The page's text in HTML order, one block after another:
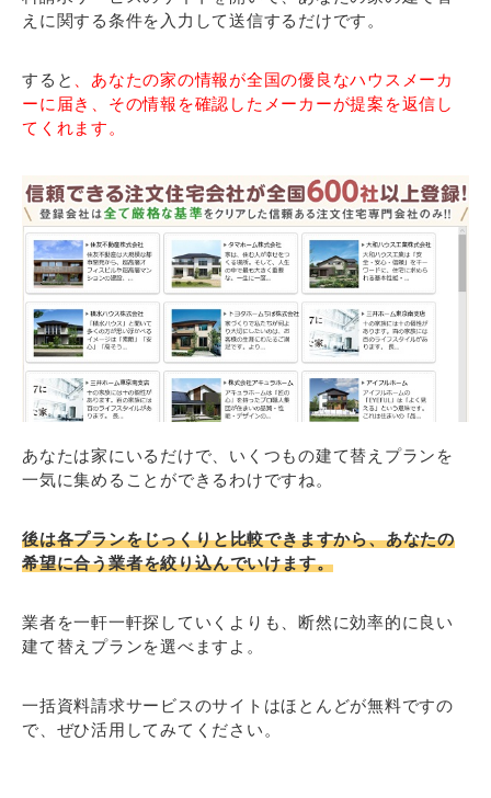
えに関する条件を入力して送信するだけです。
すると
、あなたの家の情報が全国の優良なハウスメーカ
ーに届き、その情報を確認したメーカーが提案を返信し
てくれます。
あなたは家にいるだけで、いくつもの建て替えプランを
一気に集めることができるわけですね。
後は各プランをじっくりと比較できますから、あなたの
希望に合う業者を絞り込んでいけます。
業者を一軒一軒探していくよりも、断然に効率的に良い
建て替えプランを選べますよ。
一括資料請求サービスのサイトはほとんどが無料ですの
で、ぜひ活用してみてください。